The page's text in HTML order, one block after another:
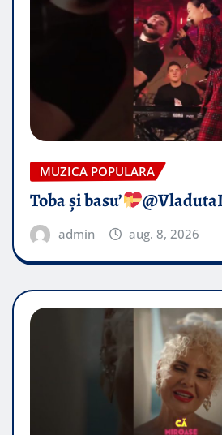
MUZICA POPULARA
Toba și basu’
admin aug. 8, 2026